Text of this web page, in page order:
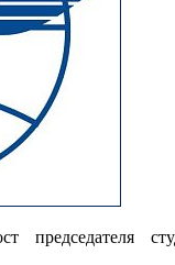
председателя